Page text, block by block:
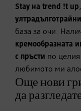
Stay на trend !t up
база за очи.
кремообразната
с пръсти по
любимото ми
Още нови
да